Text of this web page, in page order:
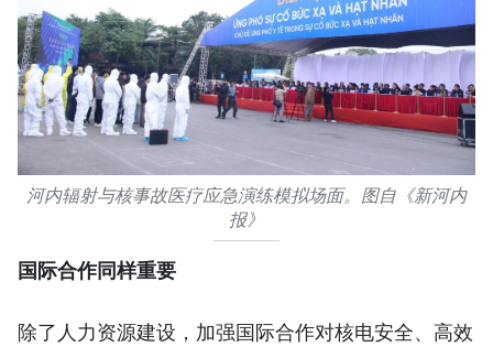
河内辐射与核事故医疗应急演练模拟场面。图自《新河内
报》
国际合作同样重要
除了人力资源建设，加强国际合作对核电安全、高效